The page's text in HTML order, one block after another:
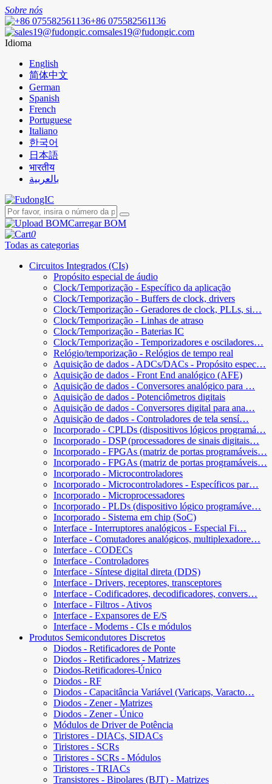
Sobre nós
+86 075582561136
sales19@fudongic.com
Idioma
English
简体中文
German
Spanish
French
Portuguese
Italiano
한국어
日本語
भारतीय
بالعربية
Carregar BOM
0
Todas as categorias
Circuitos Integrados (CIs)
Propósito especial de áudio
Clock/Temporização - Específico da aplicação
Clock/Temporização - Buffers de clock, drivers
Clock/Temporização - Geradores de clock, PLLs, si…
Clock/Temporização - Linhas de atraso
Clock/Temporização - Baterias IC
Clock/Temporização - Temporizadores e osciladores…
Relógio/temporização - Relógios de tempo real
Aquisição de dados - ADCs/DACs - Propósito espec…
Aquisição de dados - Front End analógico (AFE)
Aquisição de dados - Conversores analógico para …
Aquisição de dados - Potenciômetros digitais
Aquisição de dados - Conversores digital para ana…
Aquisição de dados - Controladores de tela sensí…
Incorporado - CPLDs (dispositivos lógicos programá…
Incorporado - DSP (processadores de sinais digitais…
Incorporado - FPGAs (matriz de portas programáveis…
Incorporado - FPGAs (matriz de portas programáveis…
Incorporado - Microcontroladores
Incorporado - Microcontroladores - Específicos par…
Incorporado - Microprocessadores
Incorporado - PLDs (dispositivo lógico programáve…
Incorporado - Sistema em chip (SoC)
Interface - Interruptores analógicos - Especial Fi…
Interface - Comutadores analógicos, multiplexadore…
Interface - CODECs
Interface - Controladores
Interface - Síntese digital direta (DDS)
Interface - Drivers, receptores, transceptores
Interface - Codificadores, decodificadores, convers…
Interface - Filtros - Ativos
Interface - Expansores de E/S
Interface - Modems - CIs e módulos
Produtos Semicondutores Discretos
Diodos - Retificadores de Ponte
Diodos - Retificadores - Matrizes
Diodos-Retificadores-Único
Diodos - RF
Diodos - Capacitância Variável (Varicaps, Varacto…
Diodos - Zener - Matrizes
Diodos - Zener - Único
Módulos de Driver de Potência
Tiristores - DIACs, SIDACs
Tiristores - SCRs
Tiristores - SCRs - Módulos
Tiristores - TRIACs
Transistores - Bipolares (BJT) - Matrizes